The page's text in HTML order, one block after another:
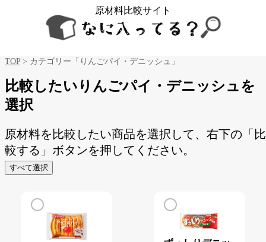
原材料比較サイト
TOP > カテゴリー「りんごパイ・デニッシュ」
比較したいりんごパイ・デニッシュを
選択
原材料を比較したい商品を選択して、右下の「比
較する」ボタンを押してください。
すべて選択